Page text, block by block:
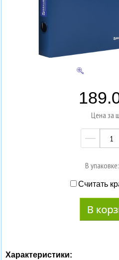
Цена за
—
В
Считать
Характеристики: